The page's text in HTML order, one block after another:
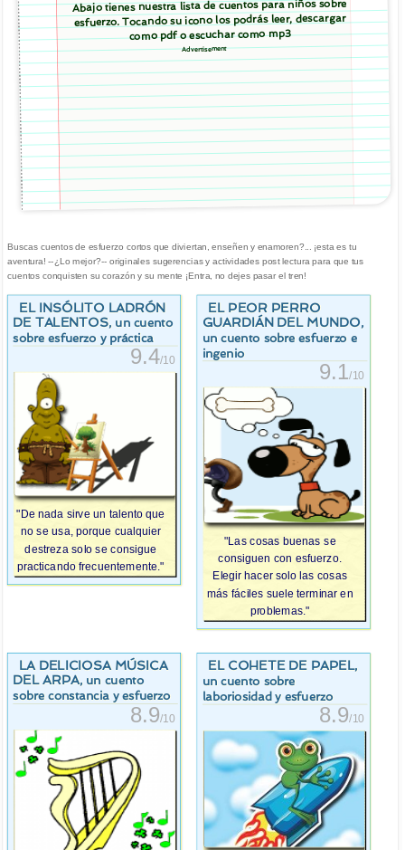
Abajo tienes nuestra lista de cuentos para niños sobre
esfuerzo. Tocando su icono los podrás leer, descargar
como pdf o escuchar como mp3
Advertisement
Buscas cuentos de esfuerzo cortos que diviertan, enseñen y enamoren?... ¡esta es tu
aventura! --¿Lo mejor?-- originales sugerencias y actividades post lectura para que tus
cuentos conquisten su corazón y su mente ¡Entra, no dejes pasar el tren!
EL INSÓLITO LADRÓN
DE TALENTOS, un cuento
sobre esfuerzo y práctica
9.4/10
"De nada sirve un talento que
no se usa, porque cualquier
destreza solo se consigue
practicando frecuentemente."
EL PEOR PERRO
GUARDIÁN DEL MUNDO,
un cuento sobre esfuerzo e
ingenio
9.1/10
"Las cosas buenas se
consiguen con esfuerzo.
Elegir hacer solo las cosas
más fáciles suele terminar en
problemas."
LA DELICIOSA MÚSICA
DEL ARPA, un cuento
sobre constancia y esfuerzo
8.9/10
EL COHETE DE PAPEL,
un cuento sobre
laboriosidad y esfuerzo
8.9/10